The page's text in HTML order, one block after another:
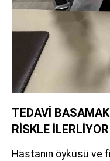
TEDAVİ
RİSKLE İLERLİYOR
Hastanın öyküsü ve